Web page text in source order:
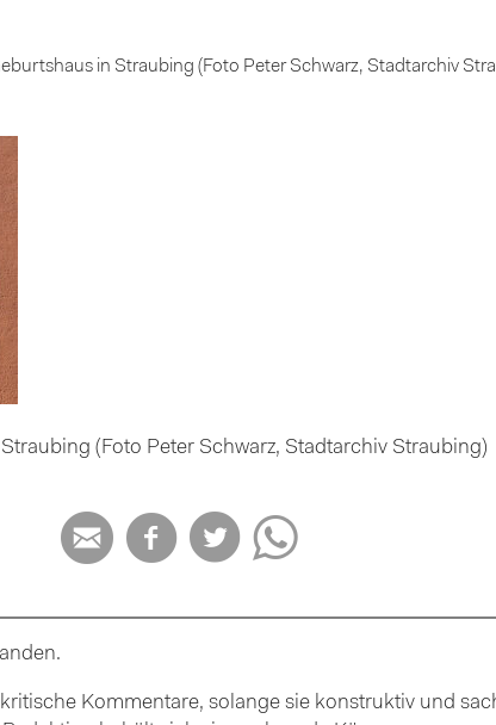
in Straubing (Foto Peter Schwarz, Stadtarchiv
(Foto Peter Schwarz, Stadtarchiv Straubing)
   
Kommentare, solange sie konstruktiv und